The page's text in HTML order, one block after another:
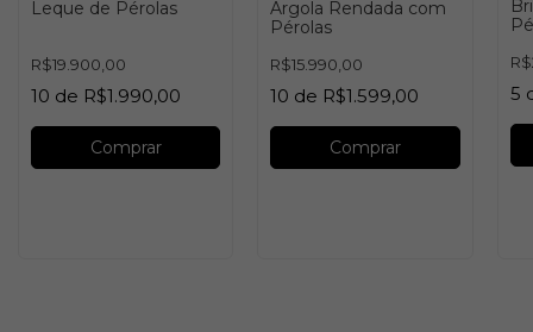
Leque de Pérolas
R$19.900,00
10 de R$1.990,00
Comprar
Argola Rendada com
Pérolas
R$15.990,00
10 de R$1.599,00
Comprar
5